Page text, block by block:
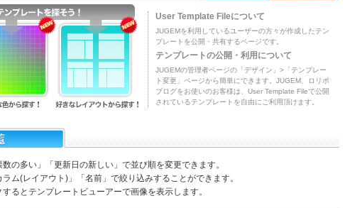
User Template Fileについて
JUGEMを利用しているユーザーの方々が作成したテン
プレートを公開・共有するページです。
テンプレートの公開・利用について
JUGEMの管理者ページの「デザイン」>「テンプレー
ト変更」ページから簡単にできます。JUGEM、ロリポ
ブログをお使いのお客様は、User Template Fileで公開
されているテンプレートを自由にご利用頂けます。
の多い」「更新日の新しい」で並び順を変更できます。
ム(レイアウト)」「名前」で絞り込みすることができます。
るとテンプレートビューアーで画像を表示します。